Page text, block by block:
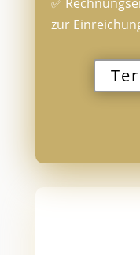
zur